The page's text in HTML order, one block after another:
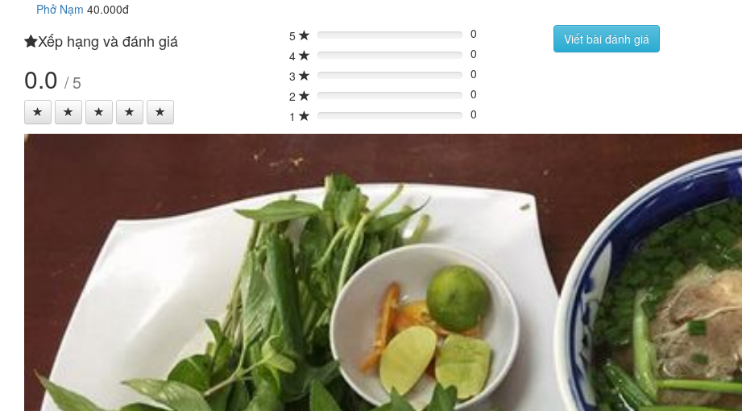
Phở Nạm 40.000đ
Xếp hạng và đánh giá
0.0 / 5
5 0%
0
4
0%
0
3
0%
0
2
0%
0
1
0% 0
Viết bài đánh giá